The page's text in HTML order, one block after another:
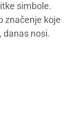
simbole.
značenje koje
danas nosi.